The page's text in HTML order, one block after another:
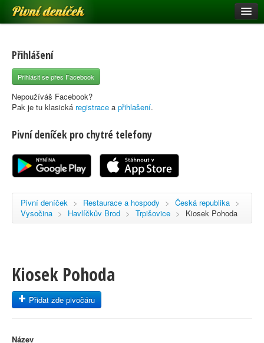
Pivní deníček
Pivní mapa
Pivní značky
Nápověda
Registrace
Přihlášení
Přihlásit se přes Facebook
Nepoužíváš Facebook?
Pak je tu klasická registrace a přihlašení.
Pivní deníček pro chytré telefony
Pivní deníček > Restaurace a hospody > Česká republika >
Vysočina > Havlíčkův Brod > Trpišovice > Kiosek Pohoda
Kiosek Pohoda
Přidat zde pivočáru
Název